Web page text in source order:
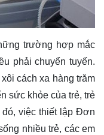
trường hợp mắc
phải chuyển tuyến.
cách xa hàng trăm
sức khỏe của trẻ, trẻ
việc thiết lập Đơn
nhiều trẻ, các em